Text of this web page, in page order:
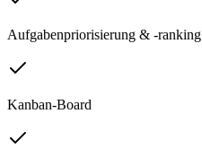
Aufgabenpriorisierung & -ranking
Kanban-Board